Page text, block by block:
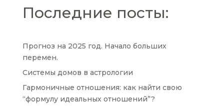
Последние посты:
Прогноз на 2025 год. Начало больших
перемен.
Системы домов в астрологии
Гармоничные отношения: как найти свою
“формулу идеальных отношений”?